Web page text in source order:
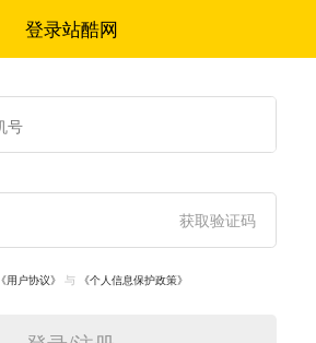
登录站酷网
《用户协议》 与 《个人信息保护政策》